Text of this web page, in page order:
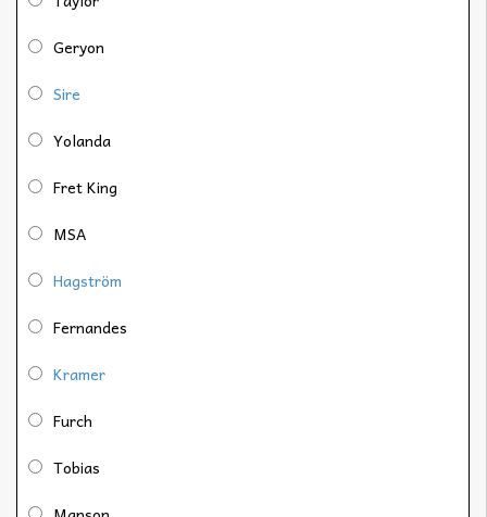
Geryon
Sire
Yolanda
Fret King
MSA
Hagström
Fernandes
Kramer
Furch
Tobias